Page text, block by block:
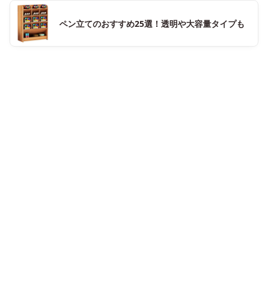
ペン立てのおすすめ25選！透明や大容量タイプも